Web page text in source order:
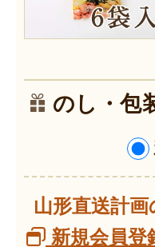
のし・包
山形直送計
新規会員登